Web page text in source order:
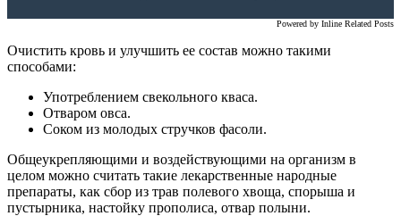
Powered by Inline Related Posts
Очистить кровь и улучшить ее состав можно такими
способами:
Употреблением свекольного кваса.
Отваром овса.
Соком из молодых стручков фасоли.
Общеукрепляющими и воздействующими на организм в
целом можно считать такие лекарственные народные
препараты, как сбор из трав полевого хвоща, спорыша и
пустырника, настойку прополиса, отвар полыни.